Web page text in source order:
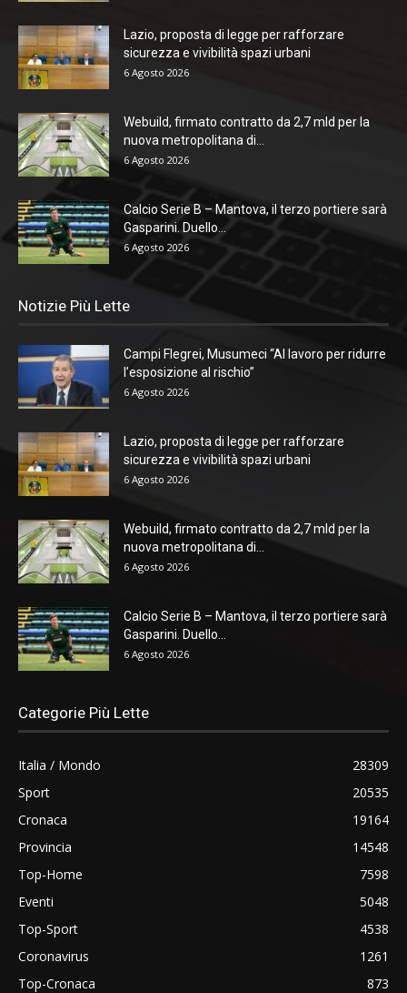
Lazio, proposta di legge per rafforzare
sicurezza e vivibilità spazi urbani
6 Agosto 2026
Webuild, firmato contratto da 2,7 mld per la
nuova metropolitana di...
6 Agosto 2026
Calcio Serie B – Mantova, il terzo portiere sarà
Gasparini. Duello...
6 Agosto 2026
Notizie Più Lette
Campi Flegrei, Musumeci “Al lavoro per ridurre
l’esposizione al rischio”
6 Agosto 2026
Lazio, proposta di legge per rafforzare
sicurezza e vivibilità spazi urbani
6 Agosto 2026
Webuild, firmato contratto da 2,7 mld per la
nuova metropolitana di...
6 Agosto 2026
Calcio Serie B – Mantova, il terzo portiere sarà
Gasparini. Duello...
6 Agosto 2026
Categorie Più Lette
Italia / Mondo
28309
Sport
20535
Cronaca
19164
Provincia
14548
Top-Home
7598
Eventi
5048
Top-Sport
4538
Coronavirus
1261
Top-Cronaca
873